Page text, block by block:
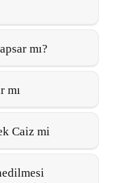
mı?
mı
Caiz mi